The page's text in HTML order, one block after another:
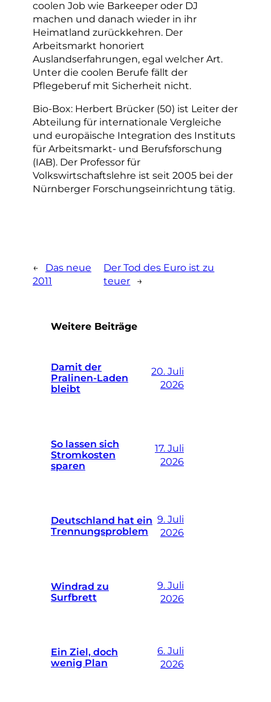
coolen Job wie Barkeeper oder DJ
machen und danach wieder in ihr
Heimatland zurückkehren. Der
Arbeitsmarkt honoriert
Auslandserfahrungen, egal welcher Art.
Unter die coolen Berufe fällt der
Pflegeberuf mit Sicherheit nicht.
Bio-Box: Herbert Brücker (50) ist Leiter der
Abteilung für internationale Vergleiche
und europäische Integration des Instituts
für Arbeitsmarkt- und Berufsforschung
(IAB). Der Professor für
Volkswirtschaftslehre ist seit 2005 bei der
Nürnberger Forschungseinrichtung tätig.
←
Das neue
2011
Der Tod des Euro ist zu
teuer →
Weitere Beiträge
Damit der
Pralinen-Laden
bleibt
20. Juli
2026
So lassen sich
Stromkosten
sparen
17. Juli
2026
Deutschland hat ein
Trennungsproblem
9. Juli
2026
Windrad zu
Surfbrett
9. Juli
2026
Ein Ziel, doch
wenig Plan
6. Juli
2026